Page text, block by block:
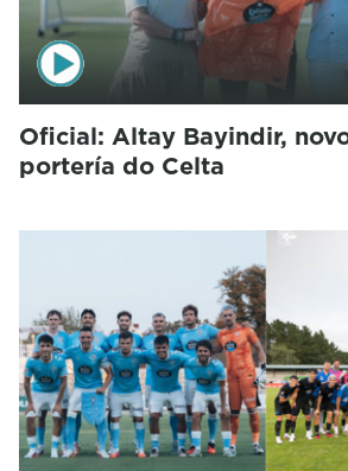
Oficial: Altay Bayindir,
portería do Celta